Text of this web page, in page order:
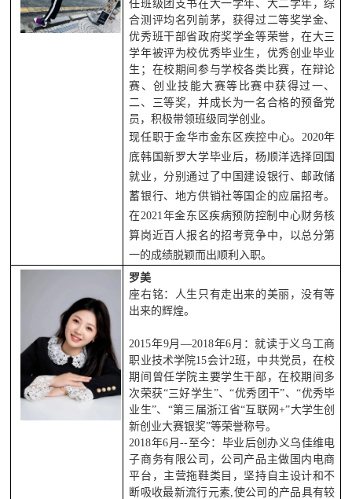
任班级团支书在大一学年、大二学年，综
合测评均名列前茅，获得过二等奖学金、
优秀班干部省政府奖学金等荣誉，在大三
学年被评为校优秀毕业生，优秀创业毕业
生；在校期间参与学校各类比赛，在辩论
赛、创业技能大赛等比赛中获得过一、
二、三等奖，并成长为一名合格的预备党
员，积极带领班级同学创业。
现任职于金华市金东区疾控中心。2020年
底韩国新罗大学毕业后，杨顺洋选择回国
就业，分别通过了中国建设银行、邮政储
蓄银行、地方供销社等国企的应届招考。
在2021年金东区疾病预防控制中心财务核
算岗近百人报名的招考竞争中，以总分第
一的成绩脱颖而出顺利入职。
罗美
座右铭：人生只有走出来的美丽，没有等
出来的辉煌。
2015年9月—2018年6月：就读于义乌工商
职业技术学院15会计2班，中共党员，在校
期间曾任学院主要学生干部，在校期间多
次荣获“三好学生”、“优秀团干”、“优秀毕
业生”、“第三届浙江省“互联网+”大学生创
新创业大赛银奖”等荣誉称号。
2018年6月--至今：毕业后创办义乌佳维电
子商务有限公司，公司产品主做国内电商
平台，主营拖鞋类目，坚持自主设计和不
断吸收最新流行元素,使公司的产品具有较